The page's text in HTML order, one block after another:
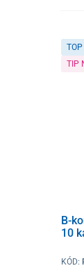
TIP
B-
10
KÓD: